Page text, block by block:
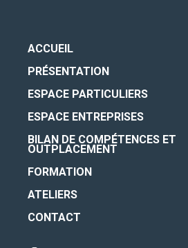
ACCUEIL
PRÉSENTATION
ESPACE PARTICULIERS
ESPACE ENTREPRISES
BILAN DE COMPÉTENCES ET
OUTPLACEMENT
FORMATION
ATELIERS
CONTACT